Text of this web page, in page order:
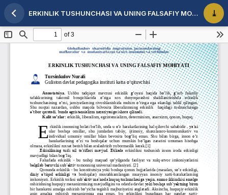
Maqola tafsilotlariga qaytish ERKINLIK TUSHUNCHASI VA UNING FALSAFIY MOHIYATI